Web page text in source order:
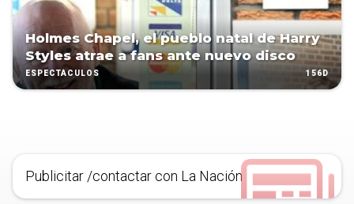
Holmes Chapel, el pueblo natal de Harry
Styles atrae a fans ante nuevo disco
ESPECTÁCULOS 156D
Publicitar /contactar con La Nación